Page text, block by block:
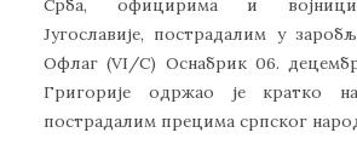
Срба, официрима и
Југославије, пострадалим у
Офлаг (VI/C) Оснабрик 06.
Григорије одржао је кратко
пострадалим прецима српског